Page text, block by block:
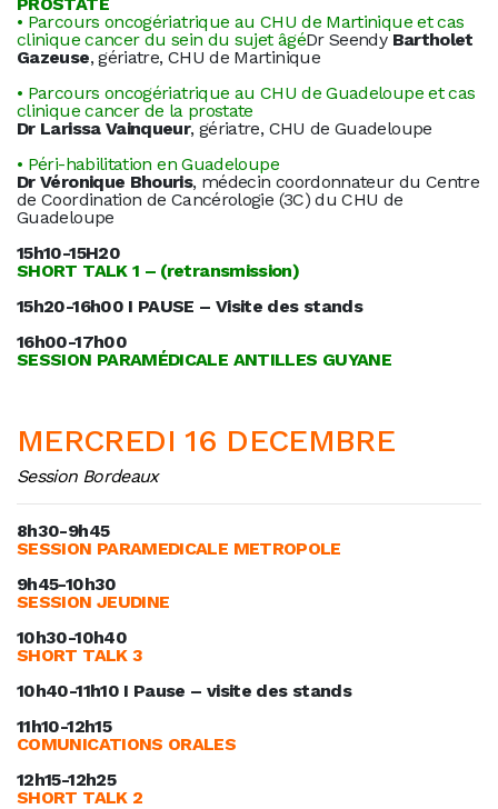
• Parcours oncogériatrique au CHU de Martinique et cas
clinique cancer du sein du sujet âgéDr Seendy Bartholet
Gazeuse, gériatre, CHU de Martinique
• Parcours oncogériatrique au CHU de Guadeloupe et cas
clinique cancer de la prostate
Dr Larissa Vainqueur, gériatre, CHU de Guadeloupe
• Péri-habilitation en Guadeloupe
Dr Véronique Bhouris, médecin coordonnateur du Centre
de Coordination de Cancérologie (3C) du CHU de
Guadeloupe
15h10-15H20
SHORT TALK 1 – (retransmission)
15h20-16h00 I PAUSE – Visite des stands
16h00-17h00
SESSION PARAMÉDICALE ANTILLES GUYANE
MERCREDI 16 DECEMBRE
Session Bordeaux
8h30-9h45
SESSION PARAMEDICALE METROPOLE
9h45-10h30
SESSION JEUDINE
10h30-10h40
SHORT TALK 3
10h40-11h10 I Pause – visite des stands
11h10-12h15
COMUNICATIONS ORALES
12h15-12h25
SHORT TALK 2